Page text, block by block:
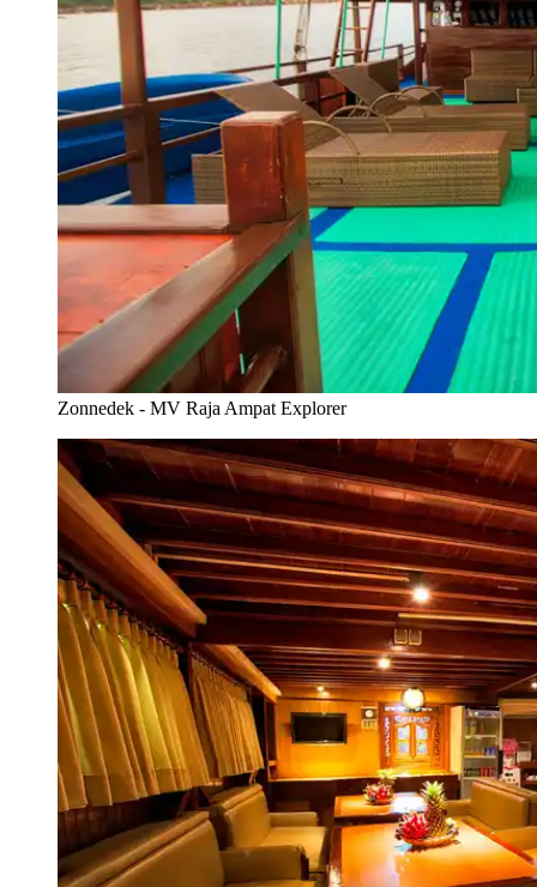
Zonnedek - MV Raja Ampat Explorer